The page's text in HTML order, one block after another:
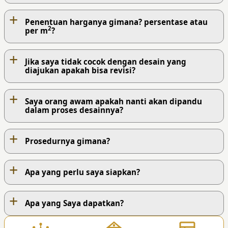
+
Penentuan harganya gimana? persentase atau
per m2?
+
Jika saya tidak cocok dengan desain yang
diajukan apakah bisa revisi?
+
Saya orang awam apakah nanti akan dipandu
dalam proses desainnya?
+ Prosedurnya gimana?
PROSES KERJA KAMI
+ Apa yang perlu saya siapkan?
+ Apa yang Saya dapatkan?